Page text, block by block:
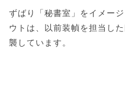
ずばり「秘書室」をイメー
ウトは、以前装幀を担当し
襲しています。